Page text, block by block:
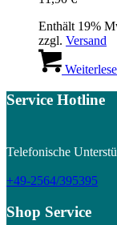
Enthält 19%
zzgl. Versand
Service Hotline
Telefonische
+49-2564/395395
Shop Service